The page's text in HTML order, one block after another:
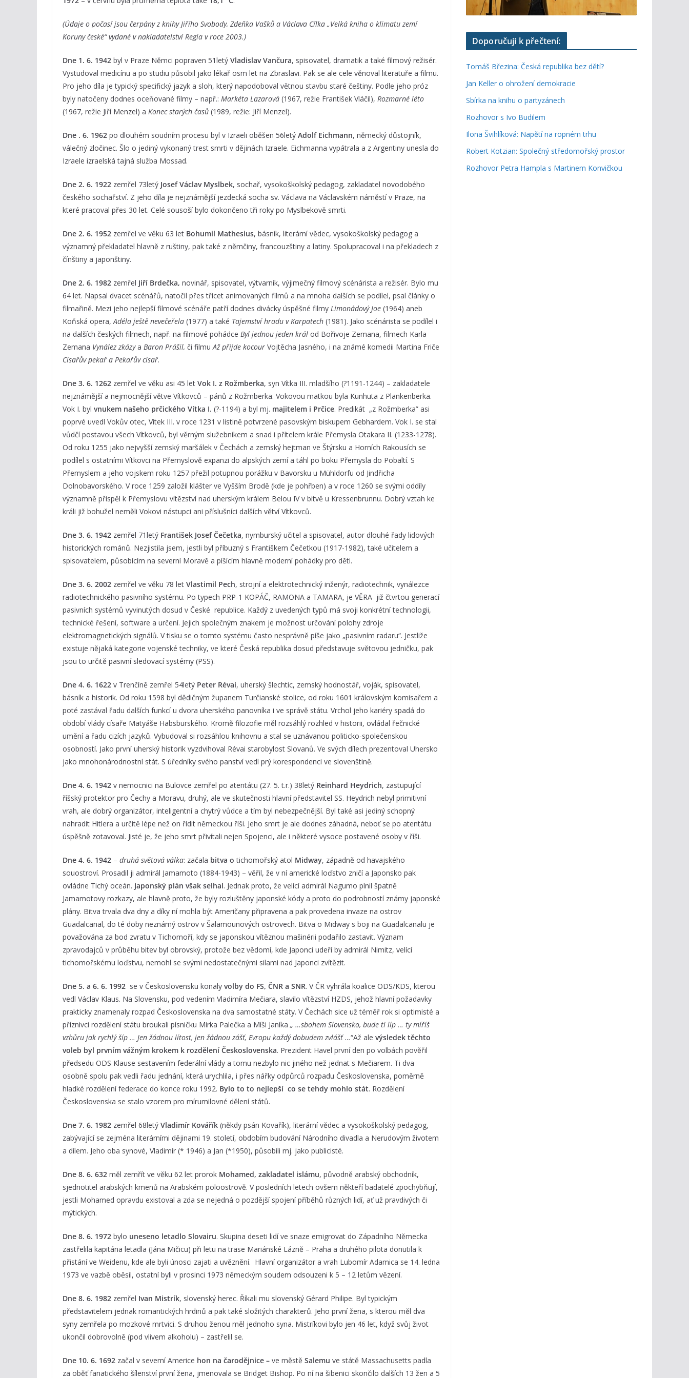
(Údaje o počasí jsou čerpány z knihy Jiřího Svobody, Zdeňka Vašků a Václava Cílka „Velká kniha o klimatu zemí
Koruny české“ vydané v nakladatelství Regia v roce 2003.)
Dne 1. 6. 1942 byl v Praze Němci popraven 51letý Vladislav Vančura, spisovatel, dramatik a také filmový režisér.
Vystudoval medicínu a po studiu působil jako lékař osm let na Zbraslavi. Pak se ale cele věnoval literatuře a filmu.
Pro jeho díla je typický specifický jazyk a sloh, který napodoboval větnou stavbu staré češtiny. Podle jeho próz
byly natočeny dodnes oceňované filmy – např.: Markéta Lazarová (1967, režie František Vláčil), Rozmarné léto
(1967, režie Jiří Menzel) a Konec starých časů (1989, režie: Jiří Menzel).
Dne . 6. 1962 po dlouhém soudním procesu byl v Izraeli oběšen 56letý Adolf Eichmann, německý důstojník,
válečný zločinec. Šlo o jediný vykonaný trest smrti v dějinách Izraele. Eichmanna vypátrala a z Argentiny unesla do
Izraele izraelská tajná služba Mossad.
Dne 2. 6. 1922 zemřel 73letý Josef Václav Myslbek, sochař, vysokoškolský pedagog, zakladatel novodobého
českého sochařství. Z jeho díla je nejznámější jezdecká socha sv. Václava na Václavském náměstí v Praze, na
které pracoval přes 30 let. Celé sousoší bylo dokončeno tři roky po Myslbekově smrti.
Dne 2. 6. 1952 zemřel ve věku 63 let Bohumil Mathesius, básník, literární vědec, vysokoškolský pedagog a
významný překladatel hlavně z ruštiny, pak také z němčiny, francouzštiny a latiny. Spolupracoval i na překladech z
čínštiny a japonštiny.
Dne 2. 6. 1982 zemřel Jiří Brdečka, novinář, spisovatel, výtvarník, výjimečný filmový scénárista a režisér. Bylo mu
64 let. Napsal dvacet scénářů, natočil přes třicet animovaných filmů a na mnoha dalších se podílel, psal články o
filmařině. Mezi jeho nejlepší filmové scénáře patří dodnes divácky úspěšné filmy Limonádový Joe (1964) aneb
Koňská opera,Adéla ještě nevečeřela (1977) a také Tajemství hradu v Karpatech (1981). Jako scénárista se podílel i
na dalších českých filmech, např. na filmové pohádce Byl jednou jeden král od Bořivoje Zemana, filmech Karla
Zemana Vynález zkázya Baron Prášil, či filmuAž přijde kocour Vojtěcha Jasného, i na známé komedii Martina Friče
Císařův pekař a Pekařův císař.
Dne 3. 6. 1262 zemřel ve věku asi 45 let Vok I. z Rožmberka, syn Vítka III. mladšího (?1191-1244) – zakladatele
nejznámější a nejmocnější větve Vítkovců – pánů z Rožmberka. Vokovou matkou byla Kunhuta z Plankenberka.
Vok I. byl vnukem našeho prčického Vítka I. (?-1194) a byl mj. majitelem i Prčice. Predikát „z Rožmberka” asi
poprvé uvedl Vokův otec, Vítek III. v roce 1231 v listině potvrzené pasovským biskupem Gebhardem. Vok I. se stal
vůdčí postavou všech Vítkovců, byl věrným služebníkem a snad i přítelem krále Přemysla Otakara II. (1233-1278).
Od roku 1255 jako nejvyšší zemský maršálek v Čechách a zemský hejtman ve Štýrsku a Horních Rakousích se
podílel s ostatními Vítkovci na Přemyslově expanzi do alpských zemí a táhl po boku Přemysla do Pobaltí. S
Přemyslem a jeho vojskem roku 1257 přežil potupnou porážku v Bavorsku u Mühldorfu od Jindřicha
Dolnobavorského. V roce 1259 založil klášter ve Vyšším Brodě (kde je pohřben) a v roce 1260 se svými oddíly
významně přispěl k Přemyslovu vítězství nad uherským králem Belou IV v bitvě u Kressenbrunnu. Dobrý vztah ke
králi již bohužel neměli Vokovi nástupci ani příslušníci dalších větví Vítkovců.
Dne 3. 6. 1942 zemřel 71letý František Josef Čečetka, nymburský učitel a spisovatel, autor dlouhé řady lidových
historických románů. Nezjistila jsem, jestli byl příbuzný s Františkem Čečetkou (1917-1982), také učitelem a
spisovatelem, působícím na severní Moravě a píšícím hlavně moderní pohádky pro děti.
Dne 3. 6. 2002 zemřel ve věku 78 let Vlastimil Pech, strojní a elektrotechnický inženýr, radiotechnik, vynálezce
radiotechnického pasivního systému. Po typech PRP-1 KOPÁČ, RAMONA a TAMARA, je VĚRA již čtvrtou generací
pasivních systémů vyvinutých dosud v České republice. Každý z uvedených typů má svoji konkrétní technologii,
technické řešení, software a určení. Jejich společným znakem je možnost určování polohy zdroje
elektromagnetických signálů. V tisku se o tomto systému často nesprávně píše jako „pasivním radaru“. Jestliže
existuje nějaká kategorie vojenské techniky, ve které Česká republika dosud představuje světovou jedničku, pak
jsou to určitě pasivní sledovací systémy (PSS).
Dne 4. 6. 1622 v Trenčíně zemřel 54letý Peter Révai, uherský šlechtic, zemský hodnostář, voják, spisovatel,
básník a historik. Od roku 1598 byl dědičným županem Turčianské stolice, od roku 1601 královským komisařem a
poté zastával řadu dalších funkcí u dvora uherského panovníka i ve správě státu. Vrchol jeho kariéry spadá do
období vlády císaře Matyáše Habsburského. Kromě filozofie měl rozsáhlý rozhled v historii, ovládal řečnické
umění a řadu cizích jazyků. Vybudoval si rozsáhlou knihovnu a stal se uznávanou politicko-společenskou
osobností. Jako první uherský historik vyzdvihoval Révai starobylost Slovanů. Ve svých dílech prezentoval Uhersko
jako mnohonárodnostní stát. S úředníky svého panství vedl prý korespondenci ve slovenštině.
Dne 4. 6. 1942 v nemocnici na Bulovce zemřel po atentátu (27. 5. t.r.) 38letý Reinhard Heydrich, zastupující
říšský protektor pro Čechy a Moravu, druhý, ale ve skutečnosti hlavní představitel SS. Heydrich nebyl primitivní
vrah, ale dobrý organizátor, inteligentní a chytrý vůdce a tím byl nebezpečnější. Byl také asi jediný schopný
nahradit Hitlera a určitě lépe než on řídit německou říši. Jeho smrt je ale dodnes záhadná, neboť se po atentátu
úspěšně zotavoval. Jisté je, že jeho smrt přivítali nejen Spojenci, ale i některé vysoce postavené osoby v říši.
Dne 4. 6. 1942 – druhá světová válka: začala bitva o tichomořský atol Midway, západně od havajského
souostroví. Prosadil ji admirál Jamamoto (1884-1943) – věřil, že v ní americké loďstvo zničí a Japonsko pak
ovládne Tichý oceán. Japonský plán však selhal. Jednak proto, že velící admirál Nagumo plnil špatně
Jamamotovy rozkazy, ale hlavně proto, že byly rozluštěny japonské kódy a proto do podrobností známy japonské
plány. Bitva trvala dva dny a díky ní mohla být Američany připravena a pak provedena invaze na ostrov
Guadalcanal, do té doby neznámý ostrov v Šalamounových ostrovech. Bitva o Midway s boji na Guadalcanalu je
považována za bod zvratu v Tichomoří, kdy se japonskou vítěznou mašinérii podařilo zastavit. Význam
zpravodajců v průběhu bitev byl obrovský, protože bez vědomí, kde Japonci udeří by admirál Nimitz, velící
tichomořskému loďstvu, nemohl se svými nedostatečnými silami nad Japonci zvítězit.
Dne 5. a 6. 6. 1992 se v Československu konaly volby do FS, ČNR a SNR. V ČR vyhrála koalice ODS/KDS, kterou
vedl Václav Klaus. Na Slovensku, pod vedením Vladimíra Mečiara, slavilo vítězství HZDS, jehož hlavní požadavky
prakticky znamenaly rozpad Československa na dva samostatné státy. V Čechách sice už téměř rok si optimisté a
příznivci rozdělení státu broukali písničku Mirka Palečka a Míši Janíka „ …sbohem Slovensko, bude ti líp … ty míříš
vzhůru jak rychlý šíp … Jen žádnou lítost, jen žádnou zášť, Evropu každý dobudem zvlášť …“Až ale výsledek těchto
voleb byl prvním vážným krokem k rozdělení Československa. Prezident Havel první den po volbách pověřil
předsedu ODS Klause sestavením federální vlády a tomu nezbylo nic jiného než jednat s Mečiarem. Ti dva
osobně spolu pak vedli řadu jednání, která urychlila, i přes nářky odpůrců rozpadu Československa, poměrně
hladké rozdělení federace do konce roku 1992. Bylo to to nejlepší co se tehdy mohlo stát. Rozdělení
Československa se stalo vzorem pro mírumilovné dělení států.
Dne 7. 6. 1982 zemřel 68letý Vladimír Kovářík (někdy psán Kovařík), literární vědec a vysokoškolský pedagog,
zabývající se zejména literárními dějinami 19. století, obdobím budování Národního divadla a Nerudovým životem
a dílem. Jeho oba synové, Vladimír (* 1946) a Jan (*1950), působili mj. jako publicisté.
Dne 8. 6. 632 měl zemřít ve věku 62 let prorok Mohamed, zakladatel islámu, původně arabský obchodník,
sjednotitel arabských kmenů na Arabském poloostrově. V posledních letech ovšem někteří badatelé zpochybňují,
jestli Mohamed opravdu existoval a zda se nejedná o pozdější spojení příběhů různých lidí, ať už pravdivých či
mýtických.
Dne 8. 6. 1972 bylo uneseno letadlo Slovairu. Skupina deseti lidí ve snaze emigrovat do Západního Německa
zastřelila kapitána letadla (Jána Mičicu) při letu na trase Mariánské Lázně – Praha a druhého pilota donutila k
přistání ve Weidenu, kde ale byli únosci zajati a uvěznění. Hlavní organizátor a vrah Lubomír Adamica se 14. ledna
1973 ve vazbě oběsil, ostatní byli v prosinci 1973 německým soudem odsouzeni k 5 – 12 letům vězení.
Dne 8. 6. 1982 zemřel Ivan Mistrík, slovenský herec. Říkali mu slovenský Gérard Philipe. Byl typickým
představitelem jednak romantických hrdinů a pak také složitých charakterů. Jeho první žena, s kterou měl dva
syny zemřela po mozkové mrtvici. S druhou ženou měl jednoho syna. Mistríkovi bylo jen 46 let, když svůj život
ukončil dobrovolně (pod vlivem alkoholu) – zastřelil se.
Dne 10. 6. 1692 začal v severní Americe hon na čarodějnice – ve městě Salemu ve státě Massachusetts padla
za oběť fanatického šílenství první žena, jmenovala se Bridget Bishop. Po ní na šibenici skončilo dalších 13 žen a 5
Doporučuji k přečtení:
Tomáš Březina: Česká republika bez dětí?
Jan Keller o ohrožení demokracie
Sbírka na knihu o partyzánech
Rozhovor s Ivo Budilem
Ilona Švihlíková: Napětí na ropném trhu
Robert Kotzian: Společný středomořský prostor
Rozhovor Petra Hampla s Martinem Konvičkou